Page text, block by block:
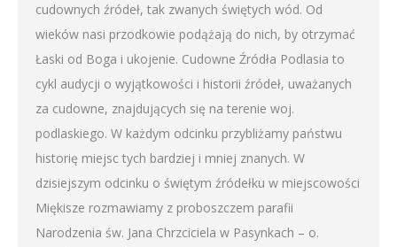
cudownych źródeł, tak zwanych świętych wód. Od
wieków nasi przodkowie podążają do nich, by otrzymać
Łaski od Boga i ukojenie. Cudowne Źródła Podlasia to
cykl audycji o wyjątkowości i historii źródeł, uważanych
za cudowne, znajdujących się na terenie woj.
podlaskiego. W każdym odcinku przybliżamy państwu
historię miejsc tych bardziej i mniej znanych. W
dzisiejszym odcinku o świętym źródełku w miejscowości
Miękisze rozmawiamy z proboszczem parafii
Narodzenia św. Jana Chrzciciela w Pasynkach – o.